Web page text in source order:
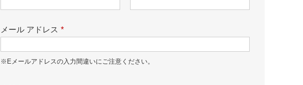
*
メール アドレス
※Eメールアドレスの入力間違いにご注意ください。